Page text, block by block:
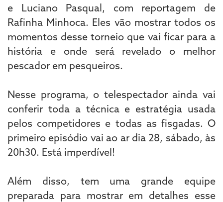
e Luciano Pasqual, com reportagem de
Rafinha Minhoca. Eles vão mostrar todos os
momentos desse torneio que vai ficar para a
história e onde será revelado o melhor
pescador em pesqueiros.
Nesse programa, o telespectador ainda vai
conferir toda a técnica e estratégia usada
pelos competidores e todas as fisgadas. O
primeiro episódio vai ao ar dia 28, sábado, às
20h30. Está imperdível!
Além disso, tem uma grande equipe
preparada para mostrar em detalhes esse